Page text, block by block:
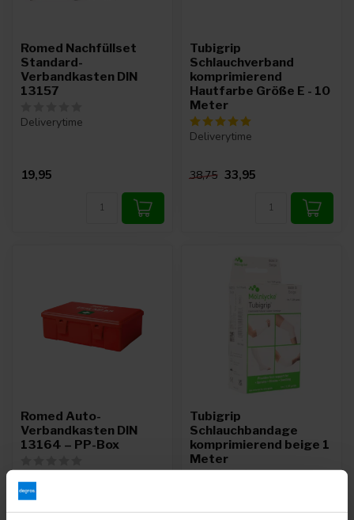
Romed Nachfüllset
Standard-
Verbandkasten DIN
13157
Deliverytime
19,95
Tubigrip
Schlauchverband
komprimierend
Hautfarbe Größe E - 10
Meter
Deliverytime
38,75 33,95
Romed Auto-
Verbandkasten DIN
13164 – PP-Box
Tubigrip
Schlauchbandage
komprimierend beige 1
Meter